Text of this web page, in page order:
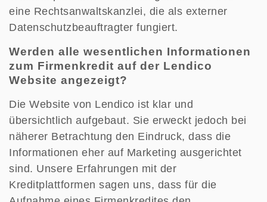
eine Rechtsanwaltskanzlei, die als externer
Datenschutzbeauftragter fungiert.
Werden alle wesentlichen Informationen
zum Firmenkredit auf der Lendico
Website angezeigt?
Die Website von Lendico ist klar und
übersichtlich aufgebaut. Sie erweckt jedoch bei
näherer Betrachtung den Eindruck, dass die
Informationen eher auf Marketing ausgerichtet
sind. Unsere Erfahrungen mit der
Kreditplattformen sagen uns, dass für die